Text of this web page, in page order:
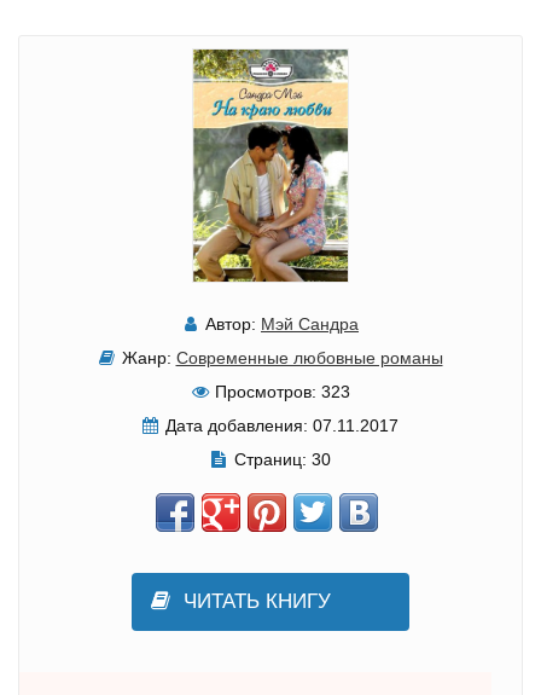
Автор: Мэй Сандра
Жанр: Современные любовные романы
Просмотров: 323
Дата добавления: 07.11.2017
Страниц: 30
ЧИТАТЬ КНИГУ